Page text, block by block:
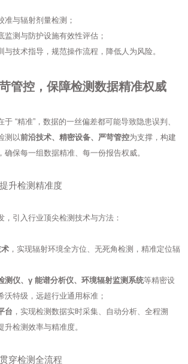
准与辐射剂量检测；
监测与防护设施有效性评估；
与技术指导，规范操作流程，降低人为风险。
管控，保障检测数据精准权威
“精准”，数据的一丝偏差都可能导致隐患误判、
测以前沿技术、精密设备、严苛管控为支撑，构建
确保每一组数据精准、每一份报告权威。
升检测精准度
，引入行业顶尖检测技术与方法：
，实现辐射环境全方位、无死角检测，精准定位辐
测仪、γ 能谱分析仪、环境辐射监测系统等精密设
沃特级，远超行业通用标准；
台 ，实现检测数据实时采集、自动分析、全程溯
检测效率与精准度。
穿检测全流程